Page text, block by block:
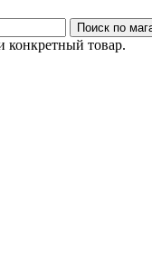
конкретный товар.